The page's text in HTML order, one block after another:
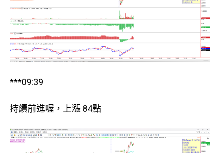
***09:39
持續前進喔，上漲 84點